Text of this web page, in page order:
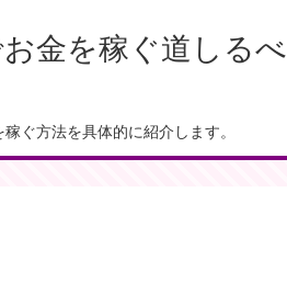
金を稼ぐ道しるべ
ぐ方法を具体的に紹介します。